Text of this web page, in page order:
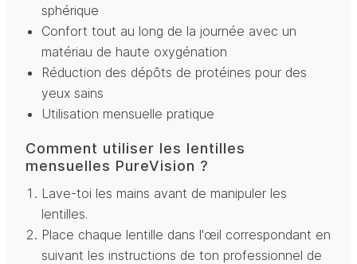
sphérique
Confort tout au long de la journée avec un
matériau de haute oxygénation
Réduction des dépôts de protéines pour des
yeux sains
Utilisation mensuelle pratique
Comment utiliser les lentilles
mensuelles PureVision ?
Lave-toi les mains avant de manipuler les
lentilles.
Place chaque lentille dans l'œil correspondant en
suivant les instructions de ton professionnel de